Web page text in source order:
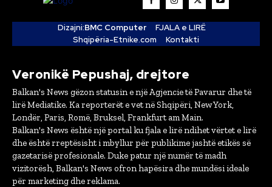
Dizajni:BMC Computer
FJALA e LIRË
Shqipëria-Etnike.com
Kontakti
Veronikë Pepushaj, drejtore
Balkan's News gëzon statusin e një Agjencie të Pavarur dhe të
lirë Mediatike. Ka reporterët e vet në Shqipëri, New York,
Londër, Paris, Romë, Bruksel, Frankfurt am Main.
Balkan's News është një portal ku fjala e lirë ndihet vërtet e lirë
dhe është rreptësisht i mbyllur për publikime jashtë etikës së
gazetarisë profesionale. Duke patur një numër të madh
vizitorësh, Balkan's News ofron hapësira dhe mundësi ideale
për marketing dhe reklama.